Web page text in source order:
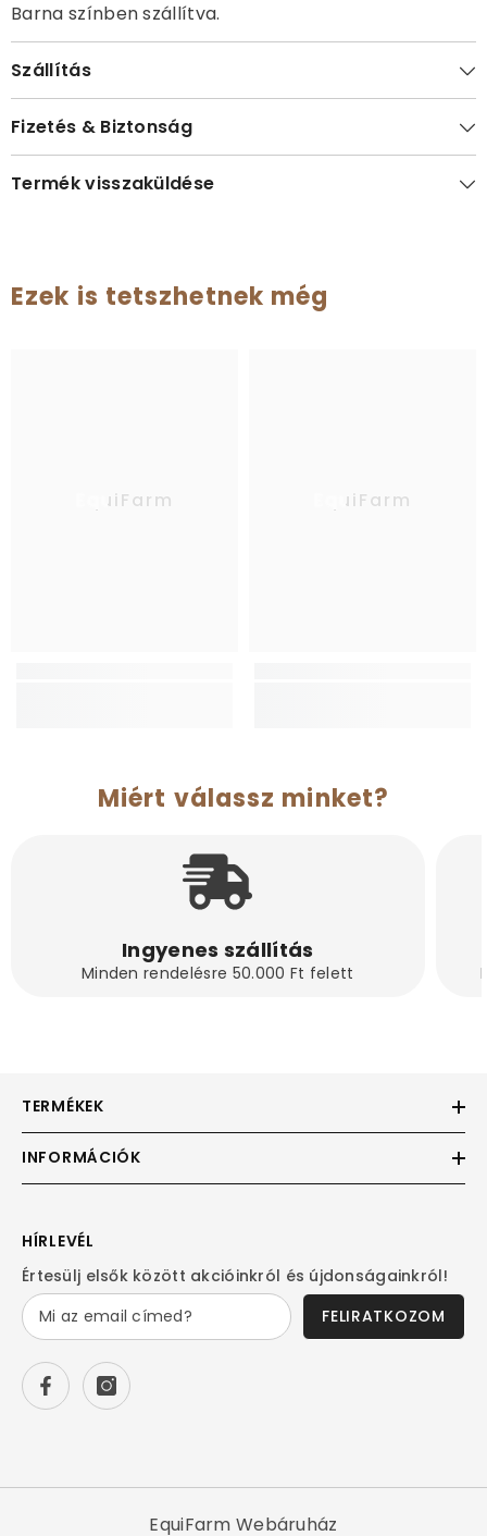
Barna színben szállítva.
Szállítás
Fizetés & Biztonság
Termék visszaküldése
Ezek is tetszhetnek még
EquiFarm EquiFarm
Miért válassz minket?
Ingyenes szállítás
Minden rendelésre 50.000 Ft felett
TERMÉKEK
INFORMÁCIÓK
HÍRLEVÉL
Értesülj elsők között akcióinkról és újdonságainkról!
FELIRATKOZOM
EquiFarm Webáruház